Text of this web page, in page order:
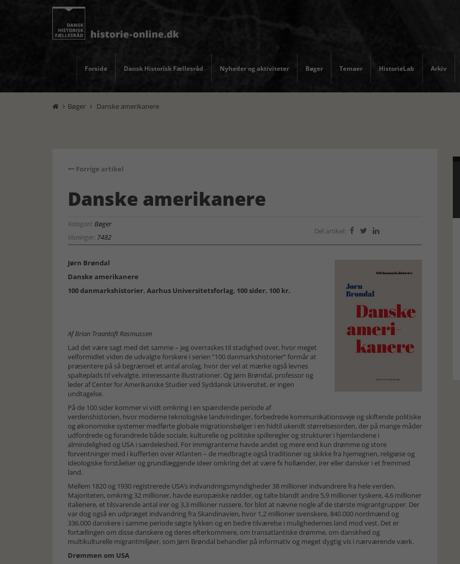
Forside Dansk Historisk Fællesråd Nyheder og aktiviteter Bøger Temaer HistorieLab Arkiv
 Bøger  Danske amerikanere
Forrige artikel
Danske amerikanere
Kategori:Bøger
Visninger: 7482
Del artikel:   
Jørn Brøndal
Danske amerikanere
100 danmarkshistorier. Aarhus Universitetsforlag. 100 sider. 100 kr.
Af Brian Traantoft Rasmussen
Lad det være sagt med det samme – jeg overraskes til stadighed over, hvor meget
velformidlet viden de udvalgte forskere i serien ”100 danmarkshistorier” formår at
præsentere på så begrænset et antal anslag, hvor der vel at mærke også levnes
spalteplads til velvalgte, interessante illustrationer. Og Jørn Brøndal, professor og
leder af Center for Amerikanske Studier ved Syddansk Universitet, er ingen
undtagelse.
På de 100 sider kommer vi vidt omkring i en spændende periode af
verdenshistorien, hvor moderne teknologiske landvindinger, forbedrede kommunikationsveje og skiftende politiske
og økonomiske systemer medførte globale migrationsbølger i en hidtil ukendt størrelsesorden, der på mange måder
udfordrede og forandrede både sociale, kulturelle og politiske spilleregler og strukturer i hjemlandene i
almindelighed og USA i særdeleshed. For immigranterne havde andet og mere end kun drømme og store
forventninger med i kufferten over Atlanten – de medbragte også traditioner og skikke fra hjemegnen, religiøse og
ideologiske forståelser og grundlæggende ideer omkring det at være fx hollænder, irer eller dansker i et fremmed
land.
Mellem 1820 og 1930 registrerede USA’s indvandringsmyndigheder 38 millioner indvandrere fra hele verden.
Majoriteten, omkring 32 millioner, havde europæiske rødder, og talte blandt andre 5,9 millioner tyskere, 4,6 millioner
italienere, et tilsvarende antal irer og 3,3 millioner russere, for blot at nævne nogle af de største migrantgrupper. Der
var dog også en udpræget indvandring fra Skandinavien, hvor 1,2 millioner svenskere, 840.000 nordmænd og
336.000 danskere i samme periode søgte lykken og en bedre tilværelse i mulighedernes land mod vest. Det er
fortællingen om disse danskere og deres efterkommere, om transatlantiske drømme, om danskhed og
multikulturelle migrantmiljøer, som Jørn Brøndal behandler på informativ og meget dygtig vis i nærværende værk.
Drømmen om USA